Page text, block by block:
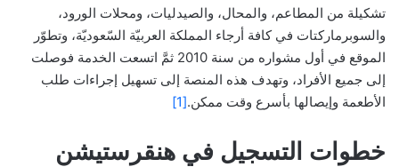
تشكيلة من المطاعم، والمحال، والصيدليات، ومحلات الورود،
والسوبرماركتات في كافة أرجاء المملكة العربيّة السّعوديّة، وتطوّر
الموقع في أول مشواره من سنة 2010 ثمَّ اتسعت الخدمة فوصلت
إلى جميع الأفراد، وتهدف هذه المنصة إلى تسهيل إجراءات طلب
الأطعمة وإيصالها بأسرع وقت ممكن.[1]
خطوات التسجيل في هنقرستيشن